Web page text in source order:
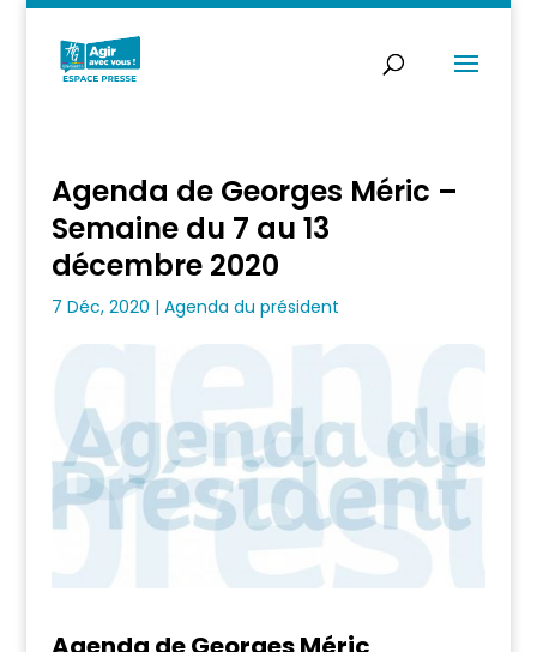
Agenda de Georges Méric –
Semaine du 7 au 13
décembre 2020
7 Déc, 2020 | Agenda du président